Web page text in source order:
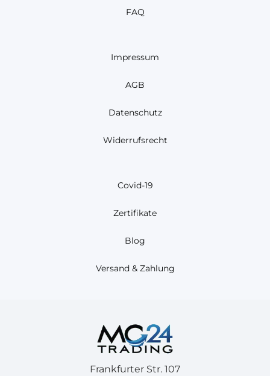
FAQ
Impressum
AGB
Datenschutz
Widerrufsrecht
Covid-19
Zertifikate
Blog
Versand & Zahlung
Frankfurter Str. 107